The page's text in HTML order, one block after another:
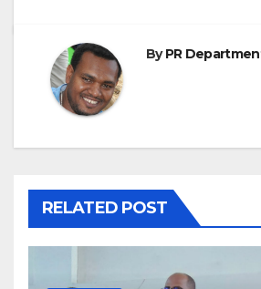
ByPR
RELATED POST